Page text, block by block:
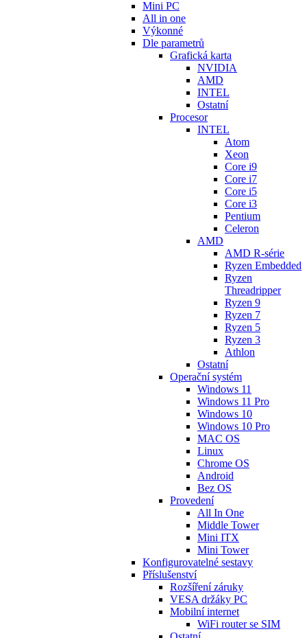
Mini PC
All in one
Výkonné
Dle parametrů
Grafická karta
NVIDIA
AMD
INTEL
Ostatní
Procesor
INTEL
Atom
Xeon
Core i9
Core i7
Core i5
Core i3
Pentium
Celeron
AMD
AMD R-série
Ryzen Embedded
Ryzen
Threadripper
Ryzen 9
Ryzen 7
Ryzen 5
Ryzen 3
Athlon
Ostatní
Operační systém
Windows 11
Windows 11 Pro
Windows 10
Windows 10 Pro
MAC OS
Linux
Chrome OS
Android
Bez OS
Provedení
All In One
Middle Tower
Mini ITX
Mini Tower
Konfigurovatelné sestavy
Příslušenství
Rozšíření záruky
VESA držáky PC
Mobilní internet
WiFi router se SIM